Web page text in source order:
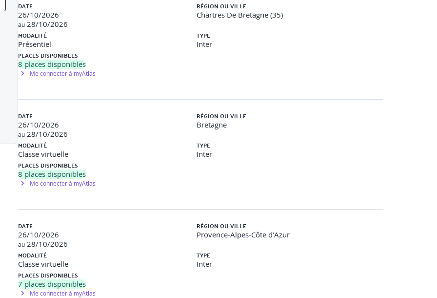
Web avec Docker
DATE
26/10/2026
au 28/10/2026
RÉGION OU VILLE
Chartres De Bretagne (35)
MODALITÉ
Présentiel
TYPE
Inter
PLACES DISPONIBLES
8 places disponibles
Me connecter à myAtlas
DATE
26/10/2026
au 28/10/2026
RÉGION OU VILLE
Bretagne
MODALITÉ
Classe virtuelle
TYPE
Inter
PLACES DISPONIBLES
8 places disponibles
Me connecter à myAtlas
DATE
26/10/2026
au 28/10/2026
RÉGION OU VILLE
Provence-Alpes-Côte d'Azur
MODALITÉ
Classe virtuelle
TYPE
Inter
PLACES DISPONIBLES
7 places disponibles
Me connecter à myAtlas